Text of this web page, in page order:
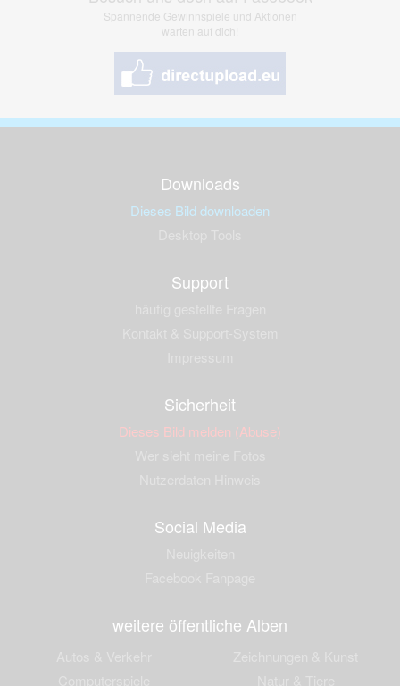
Spannende Gewinnspiele und Aktionen
warten auf dich!
Downloads
Dieses Bild downloaden
Support
Sicherheit
Dieses Bild melden (Abuse)
Social Media
weitere öffentliche Alben